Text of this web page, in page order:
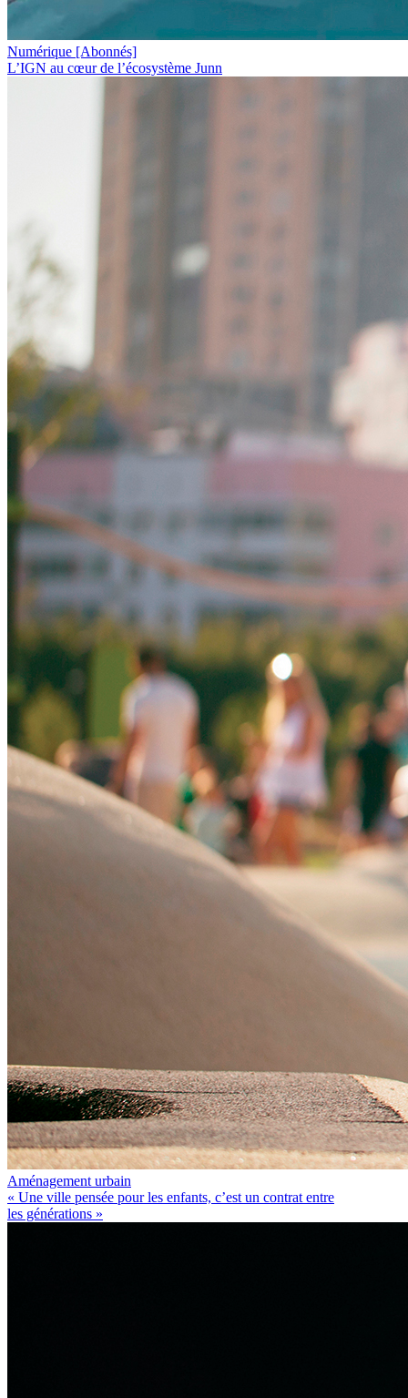
Numérique [Abonnés]
L’IGN au cœur de l’écosystème Junn
Aménagement urbain
« Une ville pensée pour les enfants, c’est un contrat entre
les générations »